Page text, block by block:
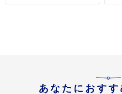
あなたにおす